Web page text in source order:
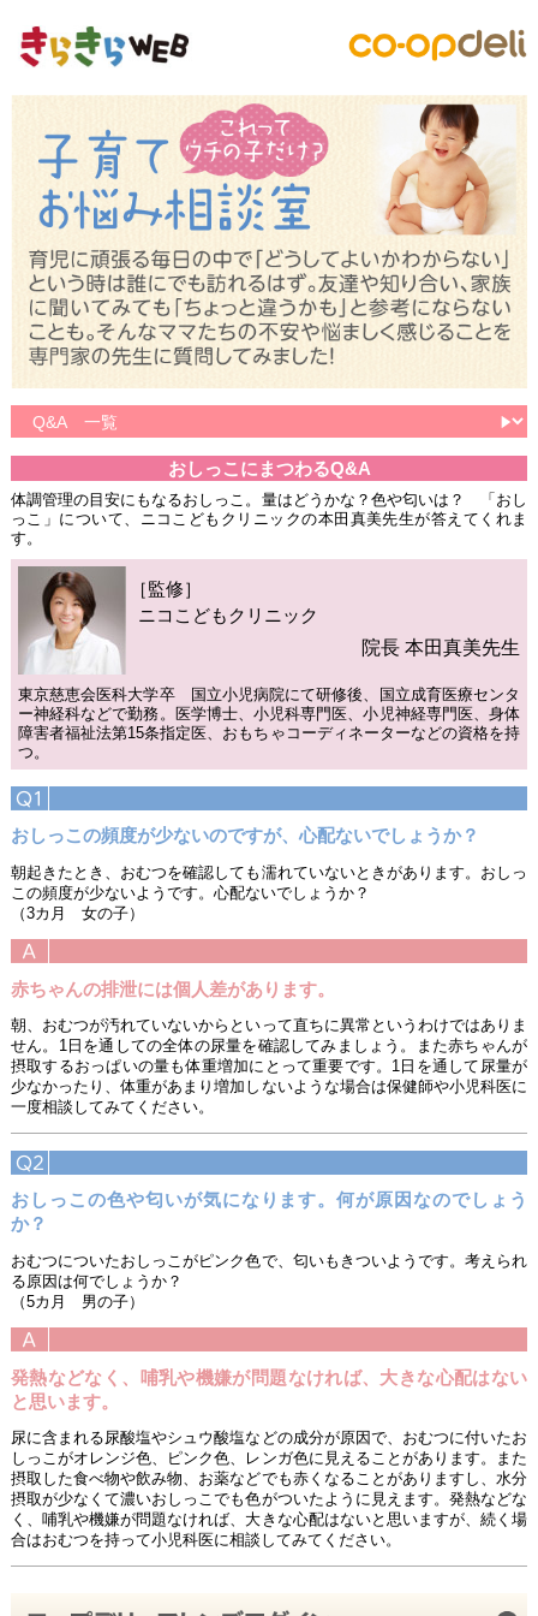
おしっこにまつわるQ&A
体調管理の目安にもなるおしっこ。量はどうかな？色や匂いは？ 「おし
っこ」について、ニコこどもクリニックの本田真美先生が答えてくれま
す。
［監修］
ニコこどもクリニック
院長 本田真美先生
東京慈恵会医科大学卒 国立小児病院にて研修後、国立成育医療センタ
ー神経科などで勤務。医学博士、小児科専門医、小児神経専門医、身体
障害者福祉法第15条指定医、おもちゃコーディネーターなどの資格を持
つ。
おしっこの頻度が少ないのですが、心配ないでしょうか？
朝起きたとき、おむつを確認しても濡れていないときがあります。おしっ
この頻度が少ないようです。心配ないでしょうか？
（3カ月 女の子）
赤ちゃんの排泄には個人差があります。
朝、おむつが汚れていないからといって直ちに異常というわけではありま
せん。1日を通しての全体の尿量を確認してみましょう。また赤ちゃんが
摂取するおっぱいの量も体重増加にとって重要です。1日を通して尿量が
少なかったり、体重があまり増加しないような場合は保健師や小児科医に
一度相談してみてください。
おしっこの色や匂いが気になります。何が原因なのでしょう
か？
おむつについたおしっこがピンク色で、匂いもきついようです。考えられ
る原因は何でしょうか？
（5カ月 男の子）
発熱などなく、哺乳や機嫌が問題なければ、大きな心配はない
と思います。
尿に含まれる尿酸塩やシュウ酸塩などの成分が原因で、おむつに付いたお
しっこがオレンジ色、ピンク色、レンガ色に見えることがあります。また
摂取した食べ物や飲み物、お薬などでも赤くなることがありますし、水分
摂取が少なくて濃いおしっこでも色がついたように見えます。発熱などな
く、哺乳や機嫌が問題なければ、大きな心配はないと思いますが、続く場
合はおむつを持って小児科医に相談してみてください。